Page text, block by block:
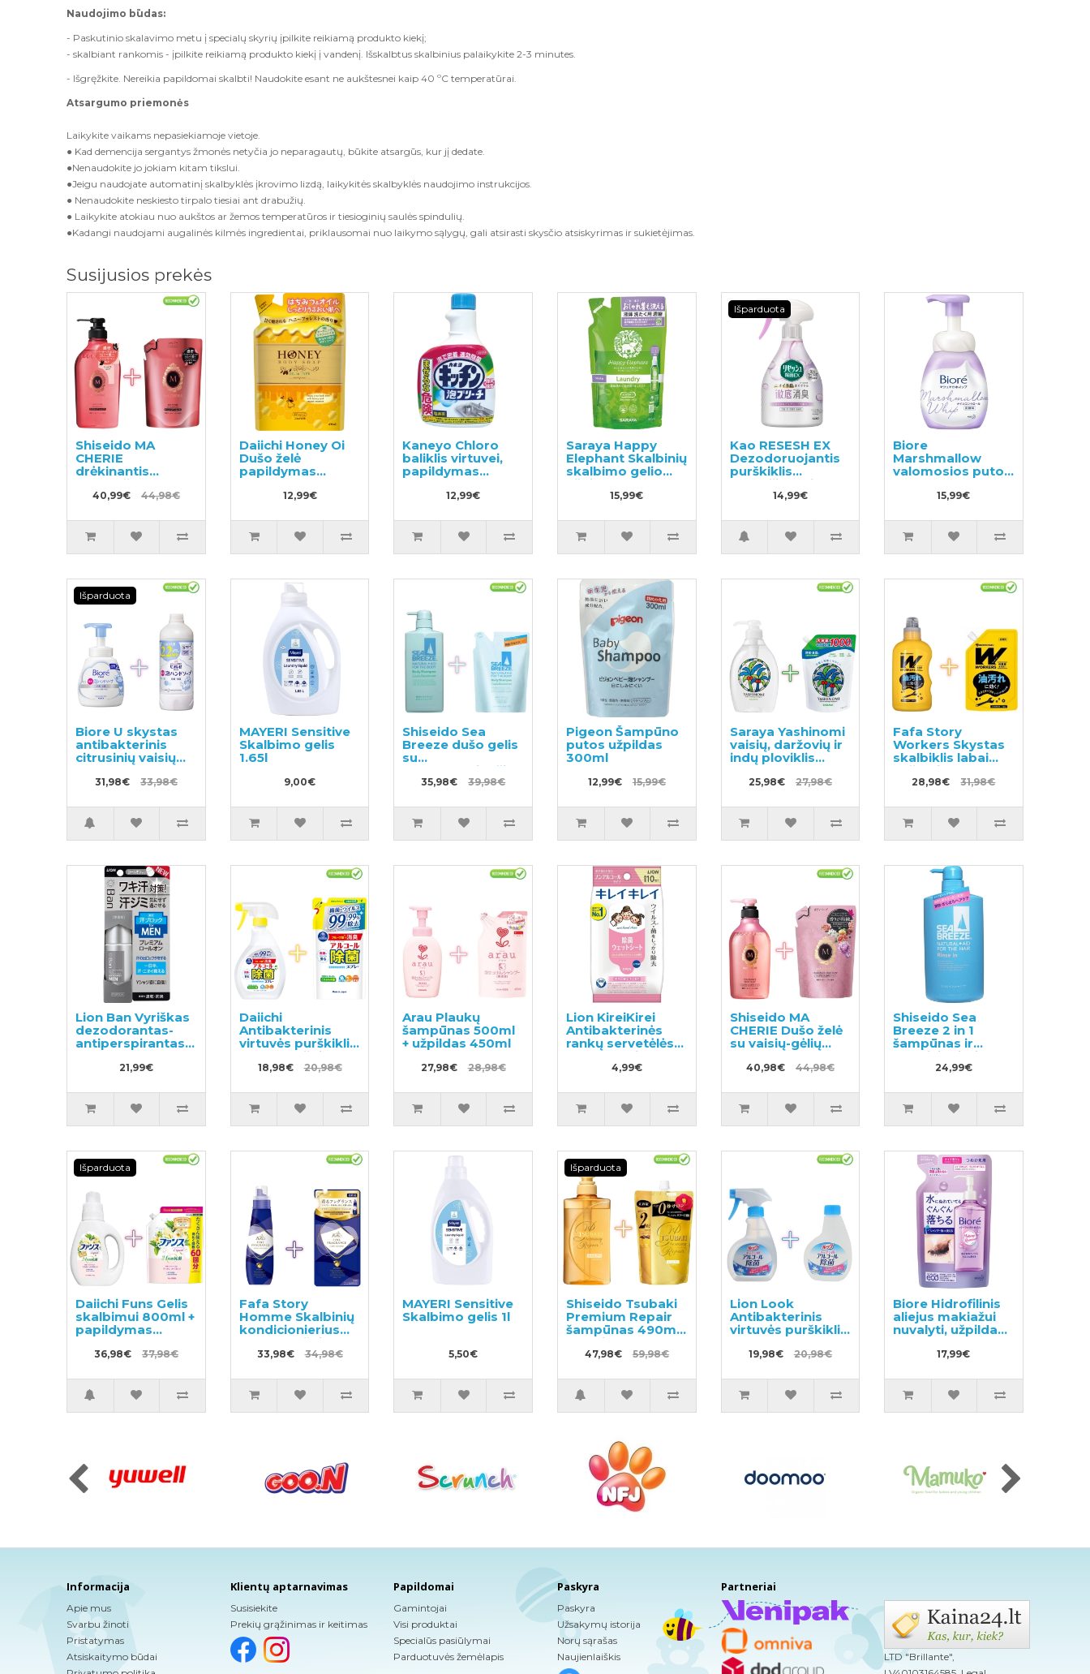
Naudojimo būdas:
- Paskutinio skalavimo metu į specialų skyrių įpilkite reikiamą produkto kiekį;
- skalbiant rankomis - įpilkite reikiamą produkto kiekį į vandenį. Išskalbtus skalbinius palaikykite 2-3 minutes.
- Išgręžkite. Nereikia papildomai skalbti! Naudokite esant ne aukštesnei kaip 40 ºC temperatūrai.
Atsargumo priemonės
Laikykite vaikams nepasiekiamoje vietoje.
● Kad demencija sergantys žmonės netyčia jo neparagautų, būkite atsargūs, kur jį dedate.
●Nenaudokite jo jokiam kitam tikslui.
●Jeigu naudojate automatinį skalbyklės įkrovimo lizdą, laikykitės skalbyklės naudojimo instrukcijos.
● Nenaudokite neskiesto tirpalo tiesiai ant drabužių.
● Laikykite atokiau nuo aukštos ar žemos temperatūros ir tiesioginių saulės spindulių.
●Kadangi naudojami augalinės kilmės ingredientai, priklausomai nuo laikymo sąlygų, gali atsirasti skysčio atsiskyrimas ir sukietėjimas.
Susijusios prekės
Shiseido MA
CHERIE
drėkinantis
plaukų šampūnas
su gėlių-vaisių
papildymas
380ml
40,99€ 44,98€
Daiichi Honey Oi
Dušo želė
papildymas
12,99€
Kaneyo Chloro
baliklis virtuvei,
papildymas
12,99€
Saraya Happy
Elephant Skalbinių
skalbimo gelio
užpildas 540ml
15,99€
Išparduota
Kao RESESH EX
Dezodoruojantis
purškiklis
drabužiams ir
skalbiniams,
370ml
14,99€
Biore
Marshmallow
valomosios putos
15,99€
Išparduota
Biore U skystas
antibakterinis
citrusinių vaisių
kvapo rankų
muilas 500ml +
31,98€ 33,98€
MAYERI Sensitive
Skalbimo gelis
1.65l
9,00€
Shiseido Sea
Breeze dušo gelis
su
dezodoruojančiu
efektu 600ml +
35,98€ 39,98€
Pigeon Šampūno
putos užpildas
300ml
12,99€ 15,99€
Saraya Yashinomi
vaisių, daržovių ir
indų ploviklis
500ml +
papildymas
25,98€ 27,98€
Fafa Story
Workers Skystas
skalbiklis labai
nešvariems
skalbiniams ir
800ml +
užpildymui 720ml
28,98€ 31,98€
Lion Ban Vyriškas
dezodorantas-
antiperspirantas
21,99€
Daiichi
Antibakterinis
virtuvės purškiklis
400ml + užpildas
360ml
18,98€ 20,98€
Arau Plaukų
šampūnas 500ml
+ užpildas 450ml
27,98€ 28,98€
Lion KireiKirei
Antibakterinės
rankų servetėlės
be alkoholio 10vnt
4,99€
Shiseido MA
CHERIE Dušo želė
su vaisių-gėlių
kvapu 450ml +
užpildas 350ml
40,98€ 44,98€
Shiseido Sea
Breeze 2 in 1
šampūnas ir
kondicionierius
nuo pleiskanų su
24,99€
Išparduota
Daiichi Funs Gelis
skalbimui 800ml +
papildymas
36,98€ 37,98€
Fafa Story
Homme Skalbinių
kondicionierius
600ml + užpildas
500ml
33,98€ 34,98€
MAYERI Sensitive
Skalbimo gelis 1l
5,50€
Išparduota
Shiseido Tsubaki
Premium Repair
šampūnas 490ml
+ papildymas
660ml
47,98€ 59,98€
Lion Look
Antibakterinis
virtuvės purškiklis
papildymas
19,98€ 20,98€
Biore Hidrofilinis
aliejus makiažui
nuvalyti, užpildas
17,99€
Informacija
Apie mus
Svarbu žinoti
Pristatymas
Atsiskaitymo būdai
Klientų aptarnavimas
Susisiekite
Prekių grąžinimas ir keitimas
Papildomai
Gamintojai
Visi produktai
Specialūs pasiūlymai
Parduotuvės žemėlapis
Paskyra
Paskyra
Užsakymų istorija
Norų sąrašas
Naujienlaiškis
Partneriai
LTD "Brillante",